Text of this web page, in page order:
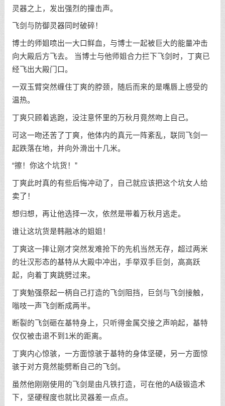
灵器之上，发出强烈的撞击声。
飞剑与防御灵器同时破碎！
博士的师姐喷出一大口鲜血，与博士一起被巨大的能量冲击
向大殿后方飞去。 当博士与他师姐合力拦下飞剑时，丁爽已
经飞出大殿门口。
一双玉臂突然缠住丁爽的脖颈，随后而来的是嘴唇上感受的
温热。
丁爽只顾着逃跑，没注意怀里的万秋月竟然吻上自己。
可这一吻还苦了丁爽，他体内的真元一阵紊乱，联同飞剑一
起跌落在地，并向外滑出十几米。
“擦！你这个坑货！”
丁爽此时真的有些后悔冲动了，自己就应该把这个坑女人给
卖了！
想归想，再让他选择一次，依然是带着万秋月逃走。
谁让这坑货是韩融冰的姐姐！
丁爽这一摔让刚才突然发难抢下的先机当然无存，超过两米
的壮汉形态的基特从大殿中冲出，手举双手巨剑，高高跃
起，向着丁爽跳劈过来。
丁爽勉强祭起一柄自己打造的飞剑阻挡，巨剑与飞剑接触，
嗡吱一声飞剑断成两半。
断裂的飞剑砸在基特身上，只听得金属交接之声响起，基特
仅仅被击退不到1米的距离。
丁爽内心惊骇，一方面惊骇于基特的身体坚硬，另一方面惊
骇于对方竟然能劈断自己的飞剑。
虽然他刚刚使用的飞剑是由凡铁打造，可在他的A级锻造术
下，坚硬程度也就比灵器差一点点。